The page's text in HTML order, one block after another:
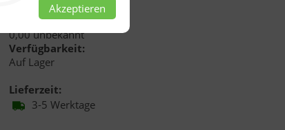
Akzeptieren
Menge:
0,00 unbekannt
Verfügbarkeit:
Auf Lager
Lieferzeit:
3-5 Werktage